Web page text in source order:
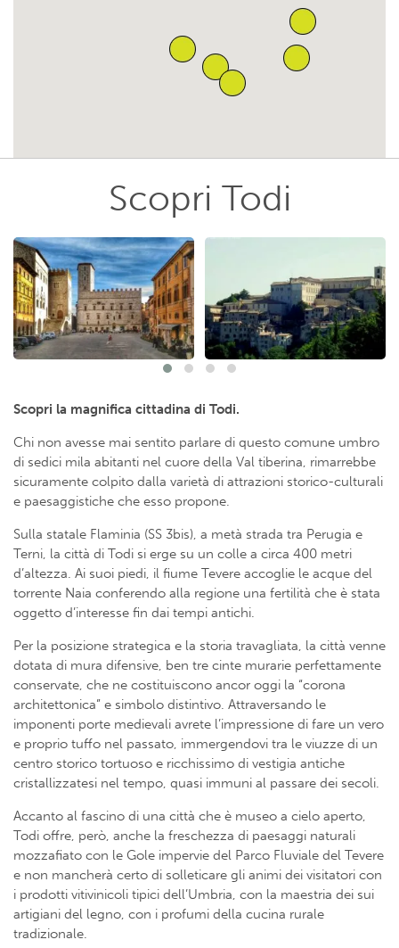
Scopri Todi
Scopri la magnifica cittadina di Todi.
Chi non avesse mai sentito parlare di questo comune umbro
di sedici mila abitanti nel cuore della Val tiberina, rimarrebbe
sicuramente colpito dalla varietà di attrazioni storico-culturali
e paesaggistiche che esso propone.
Sulla statale Flaminia (SS 3bis), a metà strada tra Perugia e
Terni, la città di Todi si erge su un colle a circa 400 metri
d’altezza. Ai suoi piedi, il fiume Tevere accoglie le acque del
torrente Naia conferendo alla regione una fertilità che è stata
oggetto d’interesse fin dai tempi antichi.
Per la posizione strategica e la storia travagliata, la città venne
dotata di mura difensive, ben tre cinte murarie perfettamente
conservate, che ne costituiscono ancor oggi la “corona
architettonica” e simbolo distintivo. Attraversando le
imponenti porte medievali avrete l’impressione di fare un vero
e proprio tuffo nel passato, immergendovi tra le viuzze di un
centro storico tortuoso e ricchissimo di vestigia antiche
cristallizzatesi nel tempo, quasi immuni al passare dei secoli.
Accanto al fascino di una città che è museo a cielo aperto,
Todi offre, però, anche la freschezza di paesaggi naturali
mozzafiato con le Gole impervie del Parco Fluviale del Tevere
e non mancherà certo di solleticare gli animi dei visitatori con
i prodotti vitivinicoli tipici dell’Umbria, con la maestria dei sui
artigiani del legno, con i profumi della cucina rurale
tradizionale.